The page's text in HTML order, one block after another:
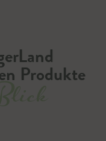
Produkte